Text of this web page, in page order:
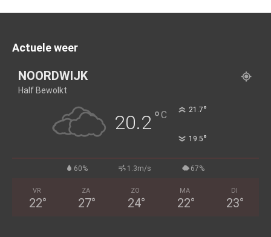
Actuele weer
NOORDWIJK
Half Bewolkt
20.2°C 21.7°
19.5°
60% 1.3m/s 67%
VR
22°
ZA
27°
ZO
24°
MA
22°
DI
23°